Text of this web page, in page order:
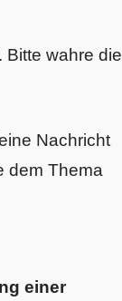
Bitte wahre die
Nachricht
dem Thema
einer